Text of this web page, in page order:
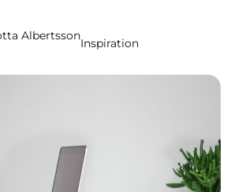
Albertsson
Inspiration